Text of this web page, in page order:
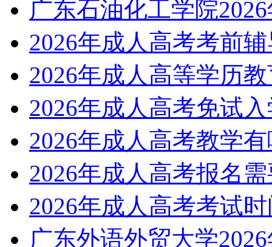
广东石油化工学院
2026年成人高考考前
2026年成人高等学历
2026年成人高考免试
2026年成人高考教学
2026年成人高考报名
2026年成人高考考试
广东外语外贸大学